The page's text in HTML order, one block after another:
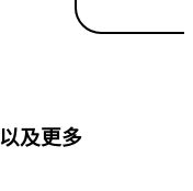
以及更多